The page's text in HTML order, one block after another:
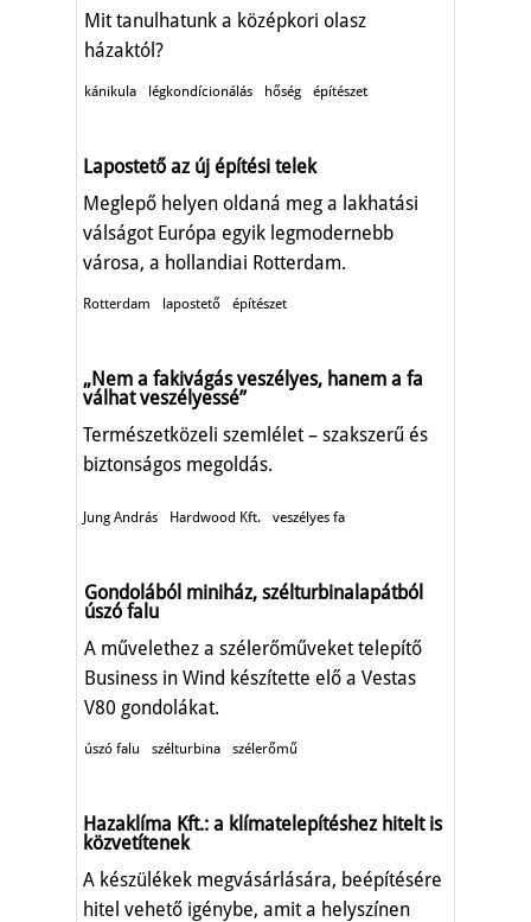
Mit tanulhatunk a középkori olasz
házaktól?
kánikula légkondícionálás hőség építészet
Lapostető az új építési telek
Meglepő helyen oldaná meg a lakhatási
válságot Európa egyik legmodernebb
városa, a hollandiai Rotterdam.
Rotterdam lapostető építészet
„Nem a fakivágás veszélyes, hanem a fa
válhat veszélyessé”
Természetközeli szemlélet – szakszerű és
biztonságos megoldás.
Jung András Hardwood Kft. veszélyes fa
Gondolából miniház, szélturbinalapátból
úszó falu
A művelethez a szélerőműveket telepítő
Business in Wind készítette elő a Vestas
V80 gondolákat.
úszó falu szélturbina szélerőmű
Hazaklíma Kft.: a klímatelepítéshez hitelt is
közvetítenek
A készülékek megvásárlására, beépítésére
hitel vehető igénybe, amit a helyszínen